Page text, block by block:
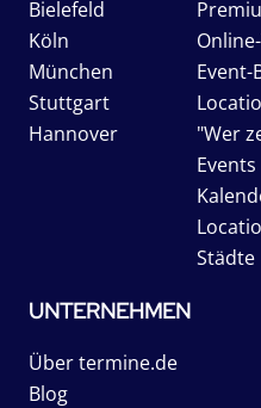
Bielefeld
Köln
München
Stuttgart
Hannover
Event-
"Wer
Events
Städte
UNTERNEHMEN
Über termine.de
Blog